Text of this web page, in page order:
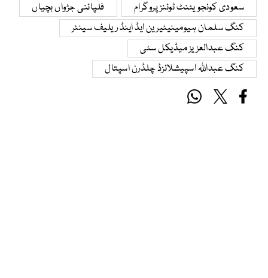
سعودی کونجویئنٹ ٹوئنز پروگرام
فلپائنی جڑواں بچیاں
کنگ سلمان ہیومینیٹیرین ایڈ اینڈ ریلیف سینٹر
کنگ عبدالعزیز میڈیکل سٹی
کنگ عبداللہ اسپیشلائزڈ چلڈرن اسپتال